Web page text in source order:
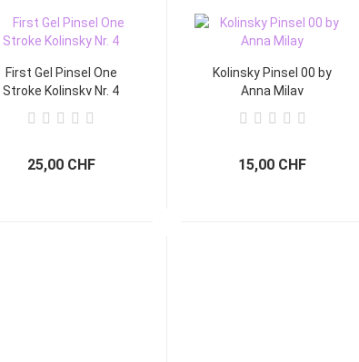
First Gel Pinsel One
Stroke Kolinsky Nr. 4
25,00 CHF
Kolinsky Pinsel 00 by
Anna Milay
15,00 CHF